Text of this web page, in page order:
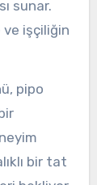
sunar.
işçiliğin
pipo
bir tat